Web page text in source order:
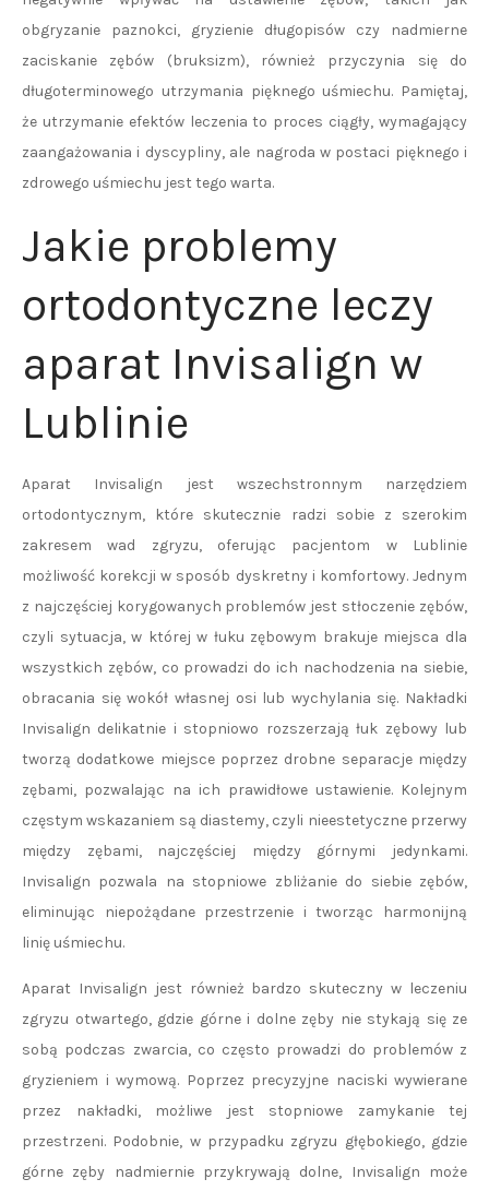
obgryzanie paznokci, gryzienie długopisów czy nadmierne
zaciskanie zębów (bruksizm), również przyczynia się do
długoterminowego utrzymania pięknego uśmiechu. Pamiętaj,
że utrzymanie efektów leczenia to proces ciągły, wymagający
zaangażowania i dyscypliny, ale nagroda w postaci pięknego i
zdrowego uśmiechu jest tego warta.
Jakie problemy
ortodontyczne leczy
aparat Invisalign w
Lublinie
Aparat Invisalign jest wszechstronnym narzędziem
ortodontycznym, które skutecznie radzi sobie z szerokim
zakresem wad zgryzu, oferując pacjentom w Lublinie
możliwość korekcji w sposób dyskretny i komfortowy. Jednym
z najczęściej korygowanych problemów jest stłoczenie zębów,
czyli sytuacja, w której w łuku zębowym brakuje miejsca dla
wszystkich zębów, co prowadzi do ich nachodzenia na siebie,
obracania się wokół własnej osi lub wychylania się. Nakładki
Invisalign delikatnie i stopniowo rozszerzają łuk zębowy lub
tworzą dodatkowe miejsce poprzez drobne separacje między
zębami, pozwalając na ich prawidłowe ustawienie. Kolejnym
częstym wskazaniem są diastemy, czyli nieestetyczne przerwy
między zębami, najczęściej między górnymi jedynkami.
Invisalign pozwala na stopniowe zbliżanie do siebie zębów,
eliminując niepożądane przestrzenie i tworząc harmonijną
linię uśmiechu.
Aparat Invisalign jest również bardzo skuteczny w leczeniu
zgryzu otwartego, gdzie górne i dolne zęby nie stykają się ze
sobą podczas zwarcia, co często prowadzi do problemów z
gryzieniem i wymową. Poprzez precyzyjne naciski wywierane
przez nakładki, możliwe jest stopniowe zamykanie tej
przestrzeni. Podobnie, w przypadku zgryzu głębokiego, gdzie
górne zęby nadmiernie przykrywają dolne, Invisalign może